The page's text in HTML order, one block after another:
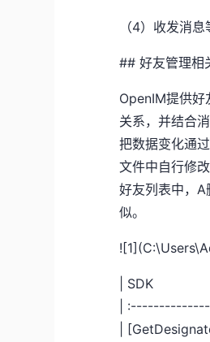
（4）收发消息
## 好友管理相
OpenIM提供好
关系，并结合
把数据变化通
文件中自行修
好友列表中，
似。
|
|
|